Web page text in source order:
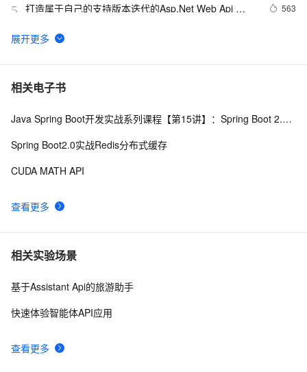
5 打造属于自己的支持版本迭代的Asp.Net Web Api
563
6 亚马逊商品 API接口，开发者详解与使用指南
7 GrayLog使用HTTP JSONPath方式调用微步在线云API
8 申请google android map api key
相关电子书
查看更多
Java Spring Boot开发实战系列课程【第15讲】：Spring Boot 2.0 API与Spring REST Docs实战
Spring Boot2.0实战Redis分布式缓存
CUDA MATH API
相关实验场景
查看更多
基于Assistant Api的旅游助手
快速体验智能体API应用